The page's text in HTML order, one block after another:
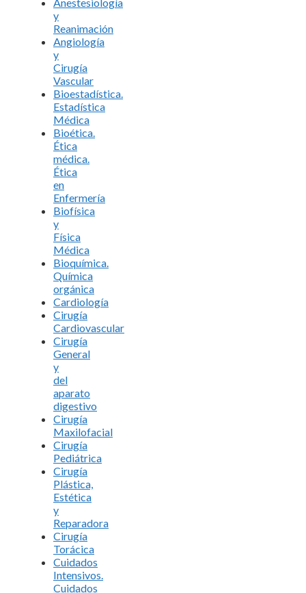
Anestesiología
y
Reanimación
Angiología
y
Cirugía
Vascular
Bioestadística.
Estadística
Médica
Bioética.
Ética
médica.
Ética
en
Enfermería
Biofísica
y
Física
Médica
Bioquímica.
Química
orgánica
Cardiología
Cirugía
Cardiovascular
Cirugía
General
y
del
aparato
digestivo
Cirugía
Maxilofacial
Cirugía
Pediátrica
Cirugía
Plástica,
Estética
y
Reparadora
Cirugía
Torácica
Cuidados
Intensivos.
Cuidados